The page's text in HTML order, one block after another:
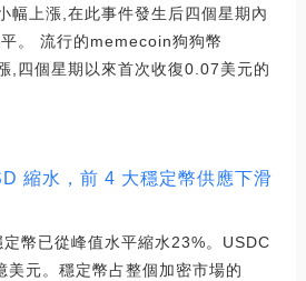
幅上漲,在此事件發生后四個星期內
。 流行的memecoin狗狗幣
,四個星期以來首次收復0.07美元的
縮水，前 4 大穩定幣供應下滑
幣已從峰值水平縮水23%。USDC
元。穩定幣占整個加密市場的